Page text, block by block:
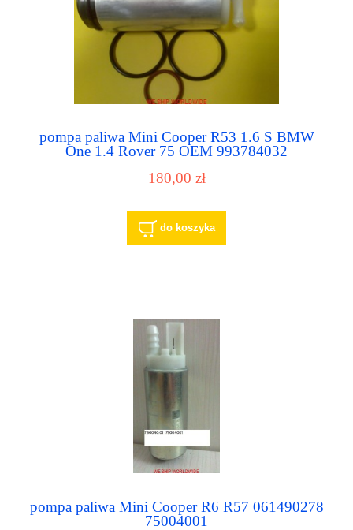
pompa paliwa Mini Cooper R53 1.6 S BMW
One 1.4 Rover 75 OEM 993784032
180,00 zł
do koszyka
pompa paliwa Mini Cooper R6 R57 061490278
75004001